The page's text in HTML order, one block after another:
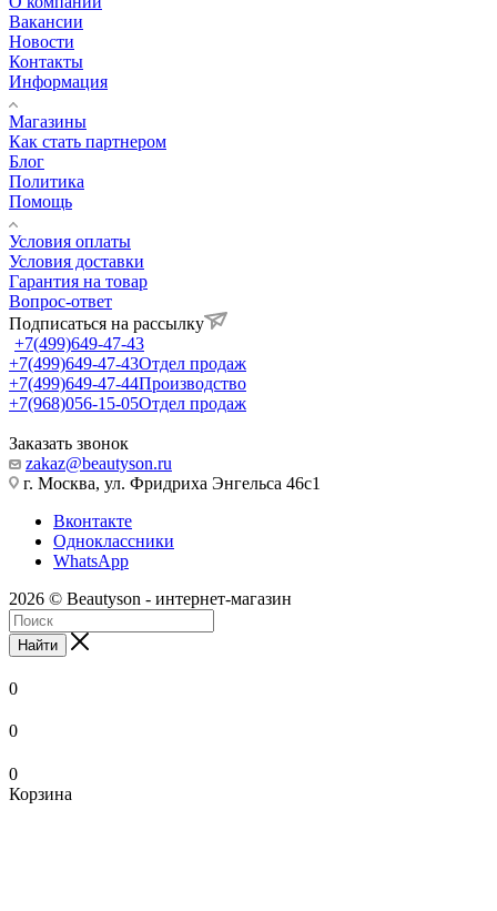
Вакансии
Новости
Контакты
Информация
Магазины
Как стать партнером
Блог
Политика
Помощь
Условия оплаты
Условия доставки
Гарантия на товар
Вопрос-ответ
Подписаться на рассылку
+7(499)649-47-43
+7(499)649-47-43Отдел продаж
+7(499)649-47-44Производство
+7(968)056-15-05Отдел продаж
Заказать звонок
zakaz@beautyson.ru
г. Москва, ул. Фридриха Энгельса 46с1
Вконтакте
Одноклассники
WhatsApp
2026 © Beautyson - интернет-магазин
Найти
0
0
0
Корзина